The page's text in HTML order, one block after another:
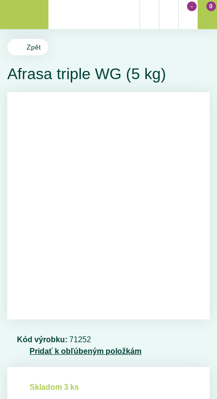
- 0
Zpět
Afrasa triple WG (5 kg)
Kód výrobku: 71252
Pridať k obľúbeným položkám
Skladom 3 ks